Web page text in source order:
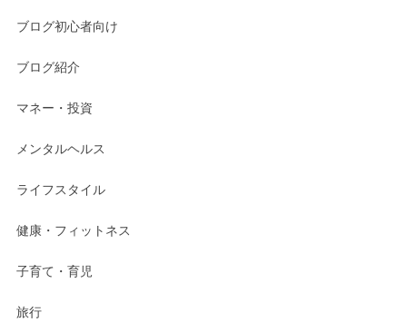
ブログ初心者向け
ブログ紹介
マネー・投資
メンタルヘルス
ライフスタイル
健康・フィットネス
子育て・育児
旅行